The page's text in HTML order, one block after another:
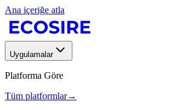
Ana içeriğe atla
Uygulamalar
Platforma Göre
Tüm platformlar→